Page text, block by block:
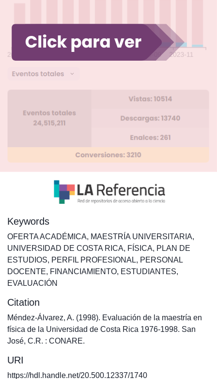
Keywords
OFERTA ACADÉMICA, MAESTRÍA UNIVERSITARIA,
UNIVERSIDAD DE COSTA RICA, FÍSICA, PLAN DE
ESTUDIOS, PERFIL PROFESIONAL, PERSONAL
DOCENTE, FINANCIAMIENTO, ESTUDIANTES,
EVALUACIÓN
Citation
Méndez-Álvarez, A. (1998). Evaluación de la maestría en
física de la Universidad de Costa Rica 1976-1998. San
José, C.R. : CONARE.
URI
https://hdl.handle.net/20.500.12337/1740